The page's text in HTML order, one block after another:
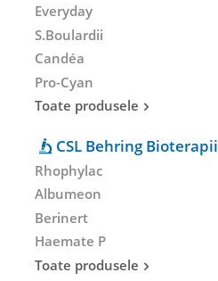
Everyday
S.Boulardii
Candéa
Pro-Cyan
Toate produsele
CSL Behring Bioterapii
Rhophylac
Albumeon
Berinert
Haemate P
Toate produsele